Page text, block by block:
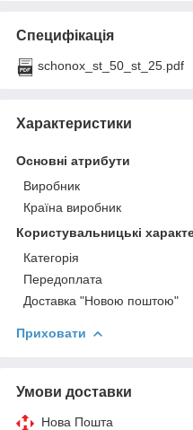
Специфікація
schonox_st_50_st_25.pdf
Характеристики
Основні атрибути
Виробник
Країна виробник
Користувальницькі
Категорія
Передоплата
Доставка "Новою поштою"
Приховати
Умови доставки
Нова Пошта